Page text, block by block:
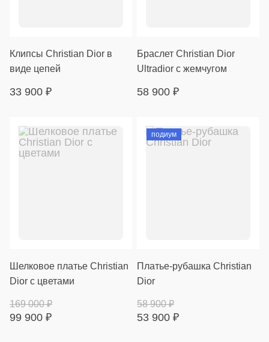
Клипсы Christian Dior в
виде цепей
33 900 ₽
Браслет Christian Dior
Ultradior с жемчугом
58 900 ₽
Шелковое платье Christian
Dior с цветами
99 900 ₽
169 000₽
подиум
Платье-рубашка Christian
Dior
53 900 ₽
58 900₽